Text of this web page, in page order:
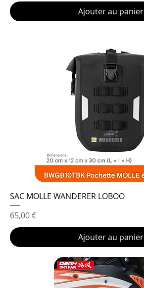
Ajouter au panier
SAC MOLLE WANDERER LOBOO
Prix
65,00 €
Ajouter au panier